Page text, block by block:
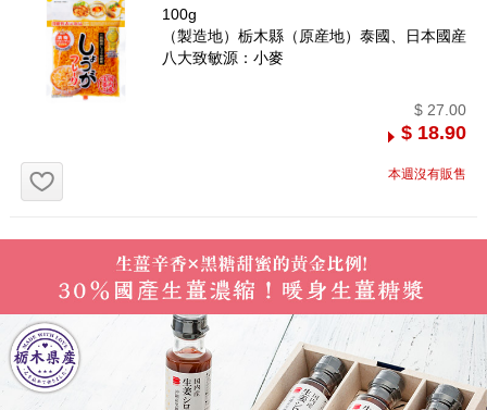
100g
（製造地）栃木縣（原産地）泰國、日本國産
八大致敏源：小麥
$ 27.00
$ 18.90